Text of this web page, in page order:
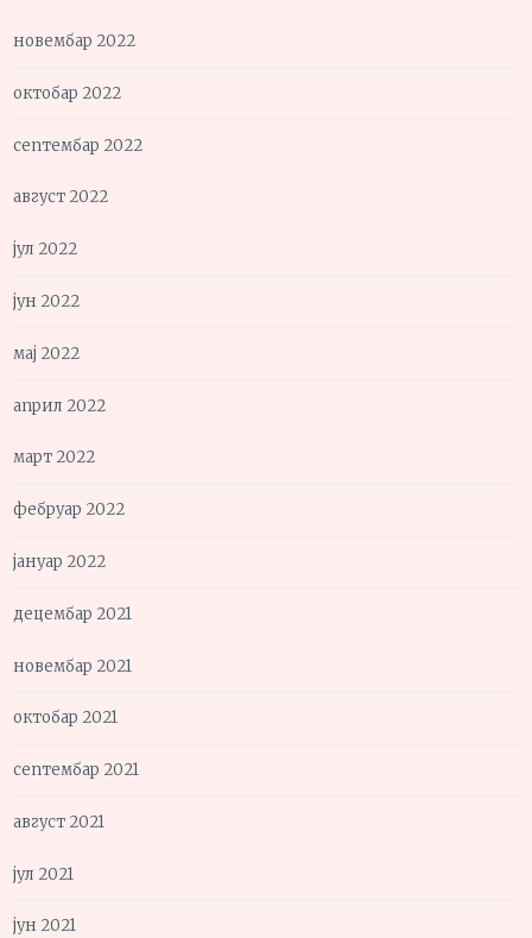
новембар 2022
октобар 2022
септембар 2022
август 2022
јул 2022
јун 2022
мај 2022
април 2022
март 2022
фебруар 2022
јануар 2022
децембар 2021
новембар 2021
октобар 2021
септембар 2021
август 2021
јул 2021
јун 2021